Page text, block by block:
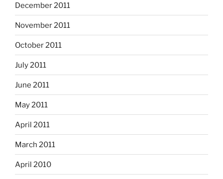
December 2011
November 2011
October 2011
July 2011
June 2011
May 2011
April 2011
March 2011
April 2010